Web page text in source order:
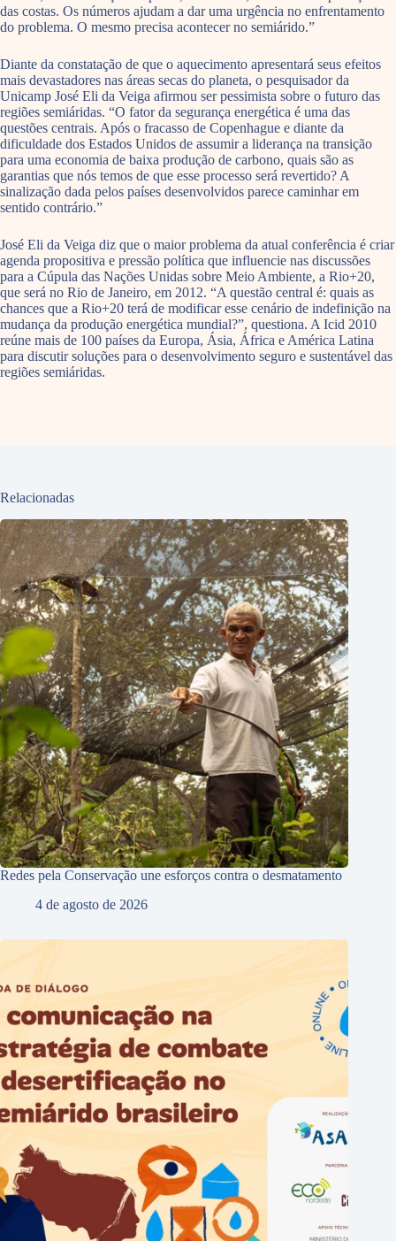
das costas. Os números ajudam a dar uma urgência no enfrentamento
do problema. O mesmo precisa acontecer no semiárido.”
Diante da constatação de que o aquecimento apresentará seus efeitos
mais devastadores nas áreas secas do planeta, o pesquisador da
Unicamp José Eli da Veiga afirmou ser pessimista sobre o futuro das
regiões semiáridas. “O fator da segurança energética é uma das
questões centrais. Após o fracasso de Copenhague e diante da
dificuldade dos Estados Unidos de assumir a liderança na transição
para uma economia de baixa produção de carbono, quais são as
garantias que nós temos de que esse processo será revertido? A
sinalização dada pelos países desenvolvidos parece caminhar em
sentido contrário.”
José Eli da Veiga diz que o maior problema da atual conferência é criar
agenda propositiva e pressão política que influencie nas discussões
para a Cúpula das Nações Unidas sobre Meio Ambiente, a Rio+20,
que será no Rio de Janeiro, em 2012. “A questão central é: quais as
chances que a Rio+20 terá de modificar esse cenário de indefinição na
mudança da produção energética mundial?”, questiona. A Icid 2010
reúne mais de 100 países da Europa, Ásia, África e América Latina
para discutir soluções para o desenvolvimento seguro e sustentável das
regiões semiáridas.
Relacionadas
Redes pela Conservação une esforços contra o desmatamento
4 de agosto de 2026